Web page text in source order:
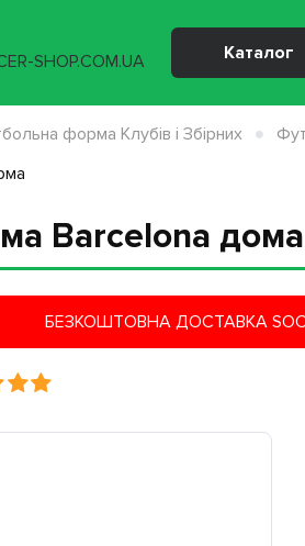
Barcelona
БЕЗКОШТОВНА ДОСТАВКА
Каталог
форма Клубів і Збірних